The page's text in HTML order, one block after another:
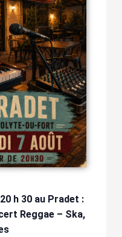
h 30 au Pradet :
Reggae – Ska,